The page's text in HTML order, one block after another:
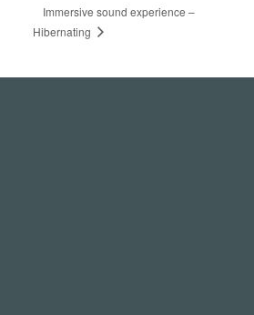
Immersive sound experience –
Hibernating